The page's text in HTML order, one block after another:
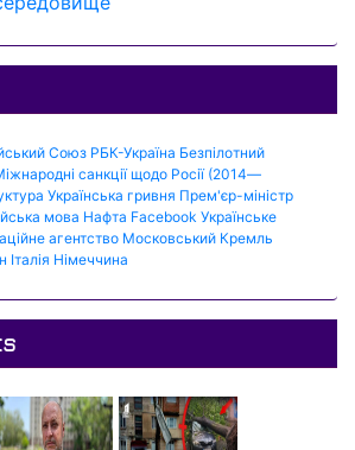
Союз РБК-Україна Безпілотний
санкції щодо Росії (2014—
Українська гривня Прем'єр-міністр
мова Нафта Facebook Українське
агентство Московський Кремль
Італія Німеччина